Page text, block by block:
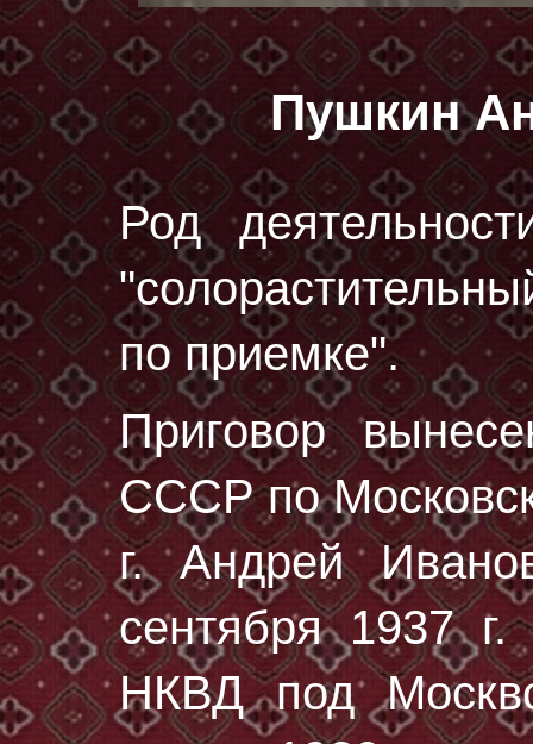
Пушкин
Род
по приемке".
Приговор
СССР по
г. Андрей
сентября 1937 г.
НКВД под